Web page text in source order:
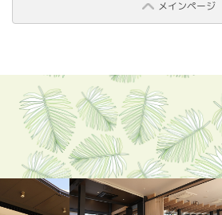
メインページ